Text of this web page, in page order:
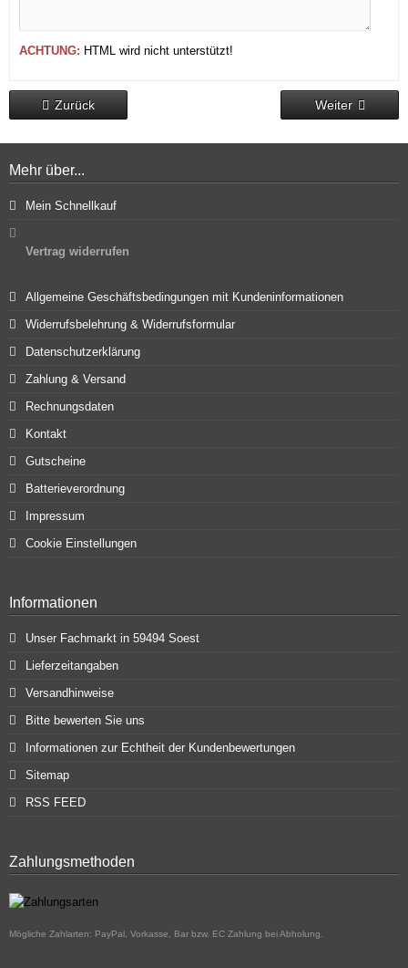
ACHTUNG: HTML wird nicht unterstützt!
Zurück Weiter
Mehr über...
Mein Schnellkauf
Vertrag widerrufen
Allgemeine Geschäftsbedingungen mit Kundeninformationen
Widerrufsbelehrung & Widerrufsformular
Datenschutzerklärung
Zahlung & Versand
Rechnungsdaten
Kontakt
Gutscheine
Batterieverordnung
Impressum
Cookie Einstellungen
Informationen
Unser Fachmarkt in 59494 Soest
Lieferzeitangaben
Versandhinweise
Bitte bewerten Sie uns
Informationen zur Echtheit der Kundenbewertungen
Sitemap
RSS FEED
Zahlungsmethoden
Mögliche Zahlarten: PayPal, Vorkasse, Bar bzw. EC Zahlung bei Abholung.